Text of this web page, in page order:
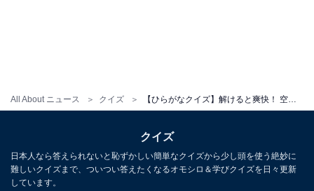
All About ニュース クイズ
クイズ
日本人なら答えられないと恥ずかしい簡単なクイズから少し頭を使う絶妙に
難しいクイズまで、ついつい答えたくなるオモシロ＆学びクイズを日々更新
しています。